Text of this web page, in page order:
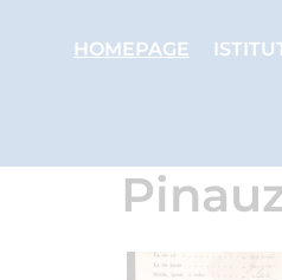
HOMEPAGE